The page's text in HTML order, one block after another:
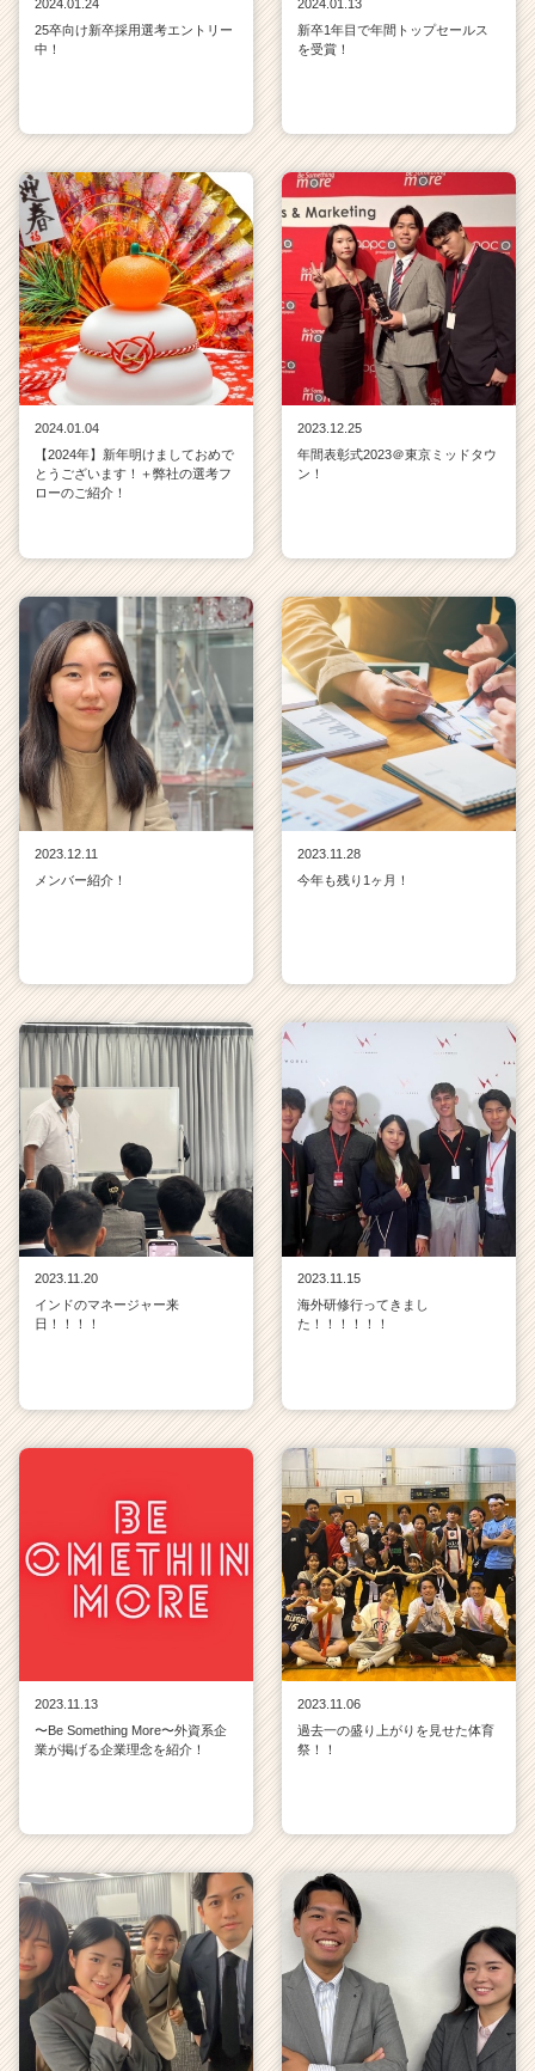
2024.01.24
25卒向け新卒採用選考エントリー
中！
2024.01.13
新卒1年目で年間トップセールス
を受賞！
2024.01.04
【2024年】新年明けましておめで
とうございます！＋弊社の選考フ
ローのご紹介！
2023.12.25
年間表彰式2023＠東京ミッドタウ
ン！
2023.12.11
メンバー紹介！
2023.11.28
今年も残り1ヶ月！
2023.11.20
インドのマネージャー来
日！！！！
2023.11.15
海外研修行ってきまし
た！！！！！！
2023.11.13
〜Be Something More〜外資系企
業が掲げる企業理念を紹介！
2023.11.06
過去一の盛り上がりを見せた体育
祭！！